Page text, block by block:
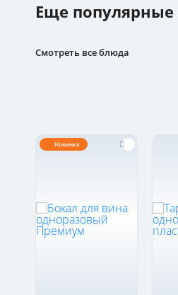
Еще
Смотреть все блюда
Новинка